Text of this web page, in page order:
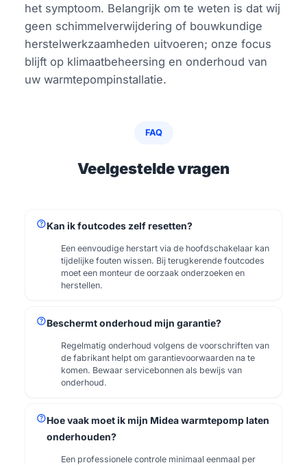
het symptoom. Belangrijk om te weten is dat wij
geen schimmelverwijdering of bouwkundige
herstelwerkzaamheden uitvoeren; onze focus
blijft op klimaatbeheersing en onderhoud van
uw warmtepompinstallatie.
FAQ
Veelgestelde vragen
helpKan ik foutcodes zelf resetten?
Een eenvoudige herstart via de hoofdschakelaar kan
tijdelijke fouten wissen. Bij terugkerende foutcodes
moet een monteur de oorzaak onderzoeken en
herstellen.
helpBeschermt onderhoud mijn garantie?
Regelmatig onderhoud volgens de voorschriften van
de fabrikant helpt om garantievoorwaarden na te
komen. Bewaar servicebonnen als bewijs van
onderhoud.
helpHoe vaak moet ik mijn Midea warmtepomp laten
onderhouden?
Een professionele controle minimaal eenmaal per